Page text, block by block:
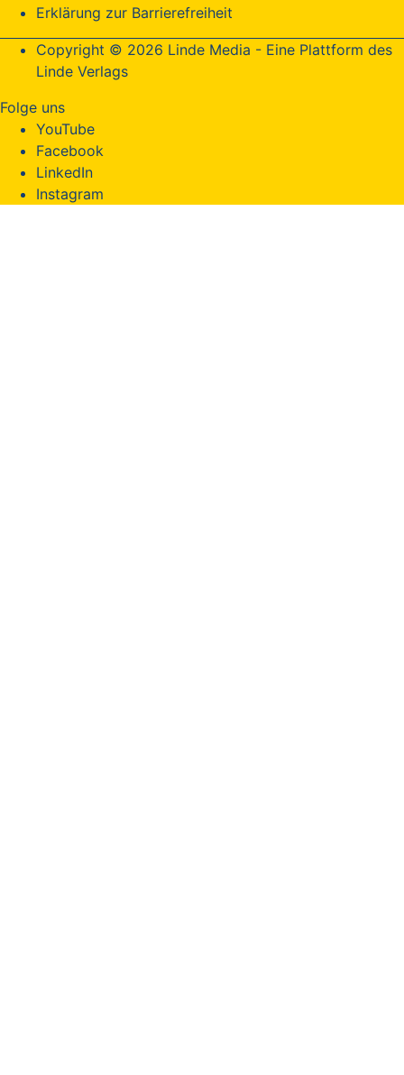
Erklärung zur Barrierefreiheit
Copyright © 2026 Linde Media - Eine Plattform des
Linde Verlags
Folge uns
YouTube
Facebook
LinkedIn
Instagram